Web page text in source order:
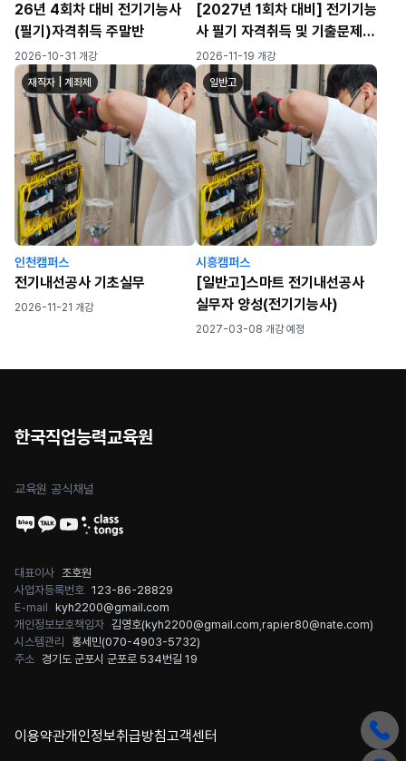
26년 4회차 대비 전기기능사
(필기)자격취득 주말반
2026-10-31 개강
[2027년 1회차 대비] 전기기능
사 필기 자격취득 및 기출문제
풀이반(월~금) (82h)
2026-11-19 개강
재직자 | 계좌제
인천캠퍼스
전기내선공사 기초실무
2026-11-21 개강
일반고
시흥캠퍼스
[일반고]스마트 전기내선공사
실무자 양성(전기기능사)
2027-03-08 개강 예정
한국직업능력교육원
교육원 공식채널
대표이사 조호원
사업자등록번호 123-86-28829
E-mail kyh2200@gmail.com
개인정보보호책임자 김영호(kyh2200@gmail.com rapier80@nate.com)
시스템관리
홍세민(070-4903-5732)
주소 경기도 군포시 군포로 534번길 19
이용약관개인정보취급방침고객센터